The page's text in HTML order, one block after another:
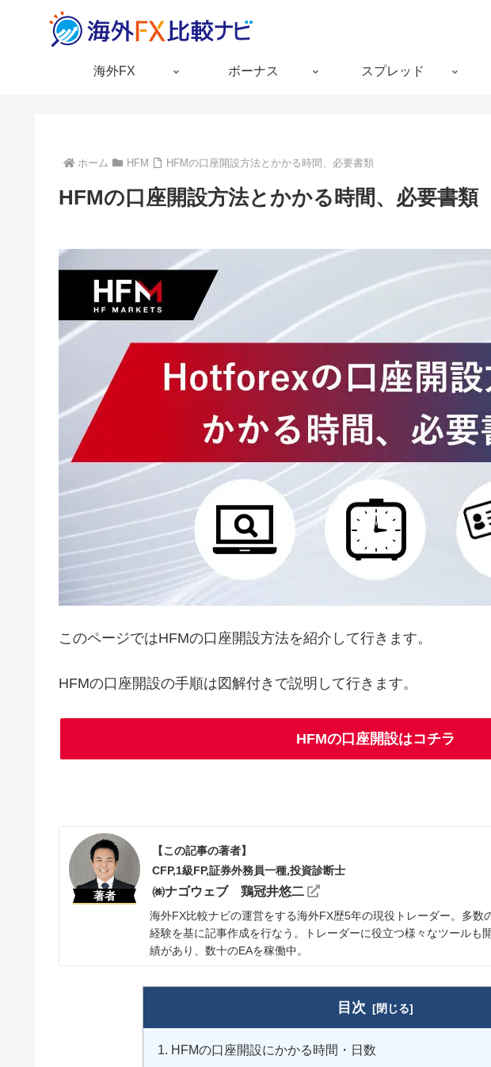
海外FX ボーナス スプレッド
ホーム HFM HFMの口座開設方法とかかる時間、必要書類
HFMの口座開設方法とかかる時間、必要書類
このページではHFMの口座開設方法を紹介して行きます。
HFMの口座開設の手順は図解付きで説明して行きます。
HFMの口座開設はコチラ
著者
【この記事の著者】
CFP,1級FP,証券外務員一種,投資診断士
㈱ナゴウェブ 鶏冠井悠二
海外FX比較ナビの運営をする海外FX歴5年の現役トレーダー。多数
経験を基に記事作成を行なう。トレーダーに役立つ様々なツールも
績があり、数十のEAを稼働中。
目次
HFMの口座開設にかかる時間・日数